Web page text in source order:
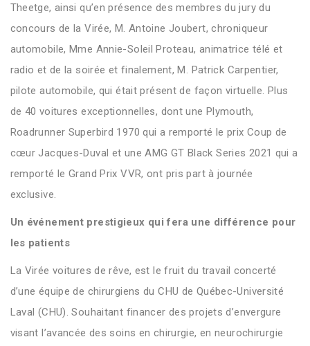
Theetge, ainsi qu’en présence des membres du jury du
concours de la Virée, M. Antoine Joubert, chroniqueur
automobile, Mme Annie-Soleil Proteau, animatrice télé et
radio et de la soirée et finalement, M. Patrick Carpentier,
pilote automobile, qui était présent de façon virtuelle. Plus
de 40 voitures exceptionnelles, dont une Plymouth,
Roadrunner Superbird 1970 qui a remporté le prix Coup de
cœur Jacques-Duval et une AMG GT Black Series 2021 qui a
remporté le Grand Prix VVR, ont pris part à journée
exclusive.
Un événement prestigieux qui fera une différence pour
les patients
La Virée voitures de rêve, est le fruit du travail concerté
d’une équipe de chirurgiens du CHU de Québec-Université
Laval (CHU). Souhaitant financer des projets d’envergure
visant l’avancée des soins en chirurgie, en neurochirurgie